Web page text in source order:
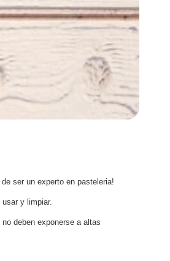
ser un experto en pasteleria!
y limpiar.
deben exponerse a altas